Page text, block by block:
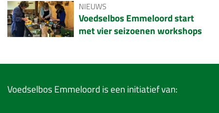
NIEUWS
Voedselbos Emmeloord start
met vier seizoenen workshops
Voedselbos Emmeloord is een initiatief van: